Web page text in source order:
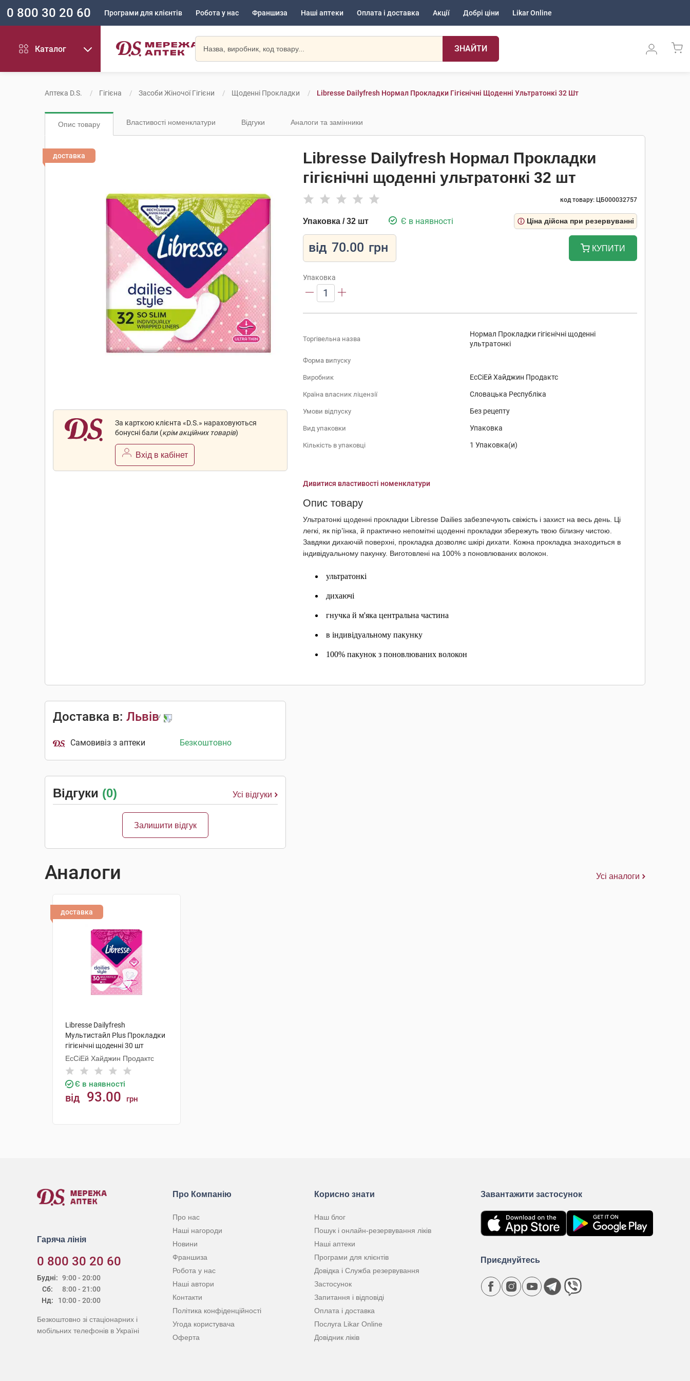
0 800 30 20 60 Програми для клієнтів Робота у нас Франшиза Наші аптеки Оплата і доставка Акції Добрі ціни Likar Online
Каталог ЗНАЙТИ
Аптека D.S. Гігієна Засоби Жіночої Гігієни Щоденні Прокладки Libresse Dailyfresh Нормал Прокладки Гігієнічні Щоденні Ультратонкі 32 Шт
Опис товару Властивості номенклатури Відгуки Аналоги та замінники
доставка
За карткою клієнта «D.S.» нараховуються
бонусні бали (крім акційних товарів)
Вхід в кабінет
Libresse Dailyfresh Нормал Прокладки
гігієнічні щоденні ультратонкі 32 шт
код товару: ЦБ000032757
Упаковка / 32 шт Є в наявності Ціна дійсна при резервуванні
від 70.00 грн КУПИТИ
Упаковка
1
Торгівельна назва
Нормал Прокладки гігієнічні щоденні
ультратонкі
Форма випуску
Виробник ЕсСіЕй Хайджин Продактс
Країна власник ліцензії Словацька Республіка
Умови відпуску Без рецепту
Вид упаковки Упаковка
Кількість в упаковці 1 Упаковка(и)
Дивитися властивості номенклатури
Опис товару
Ультратонкі щоденні прокладки Libresse Dailies забезпечують свіжість і захист на весь день. Ці
легкі, як пір’їнка, й практично непомітні щоденні прокладки збережуть твою білизну чистою.
Завдяки дихаючій поверхні, прокладка дозволяє шкірі дихати. Кожна прокладка знаходиться в
індивідуальному пакунку. Виготовлені на 100% з поновлюваних волокон.
ультратонкі
дихаючі
гнучка й м'яка центральна частина
в індивідуальному пакунку
100% пакунок з поновлюваних волокон
Доставка в: Львів
Самовивіз з аптеки Безкоштовно
Відгуки (0) Усі відгуки
Залишити відгук
Аналоги Усі аналоги
доставка
Libresse Dailyfresh
Мультистайл Plus Прокладки
гігієнічні щоденні 30 шт
ЕсСіЕй Хайджин Продактс
Є в наявності
від 93.00 грн
Гаряча лінія
0 800 30 20 60
Будні:
Сб:
Нд:
9:00 - 20:00
8:00 - 21:00
10:00 - 20:00
Безкоштовно зі стаціонарних і
мобільних телефонів в Україні
Про Компанію
Про нас
Наші нагороди
Новини
Франшиза
Робота у нас
Наші автори
Контакти
Політика конфіденційності
Угода користувача
Оферта
Корисно знати
Наш блог
Пошук і онлайн-резервування ліків
Наші аптеки
Програми для клієнтів
Довідка і Служба резервування
Застосунок
Запитання і відповіді
Оплата і доставка
Послуга Likar Online
Довідник ліків
Завантажити застосунок
Приєднуйтесь